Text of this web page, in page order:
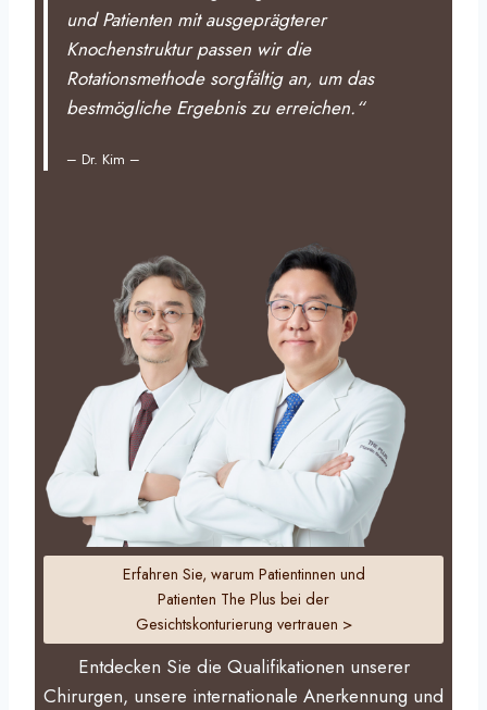
und Patienten mit ausgeprägterer
Knochenstruktur passen wir die
Rotationsmethode sorgfältig an, um das
bestmögliche Ergebnis zu erreichen.“
– Dr. Kim –
Erfahren Sie, warum Patientinnen und
Patienten The Plus bei der
Gesichtskonturierung vertrauen >
Entdecken Sie die Qualifikationen unserer
Chirurgen, unsere internationale Anerkennung und